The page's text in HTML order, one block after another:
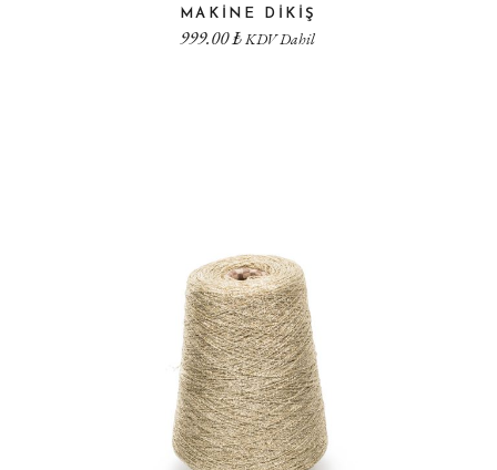
MAKINE DIKIŞ
999.00₺KDV Dahil